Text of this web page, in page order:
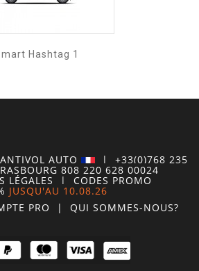
Hashtag 1
ANTIVOL AUTO | +33(0)768 235
808 220 628 00024
LÉGALES | CODES PROMO
JUSQU'AU 10.08.26
PRO | QUI SOMMES-NOUS?